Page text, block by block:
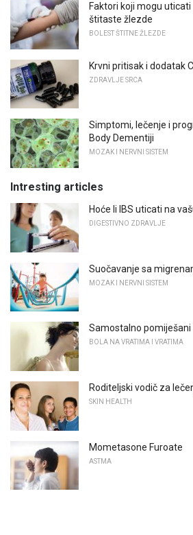
Faktori koji mogu
štitaste žlezde
BOLEST ŠTITNE ŽLEZDE
Krvni pritisak i dodatak
ZDRAVLJE SRCA
Simptomi, lečenje i
Body Dementiji
MOZAK I NERVNI SISTEM
Intresting articles
Hoće li IBS uticati na
DIGESTIVNO ZDRAVLJE
Suočavanje sa
MOZAK I NERVNI SISTEM
Samostalno pomiješani
BOLA NA VRATIMA I VRATIMA
Roditeljski vodič za
SKIN HEALTH
Mometasone Furoate
ASTMA